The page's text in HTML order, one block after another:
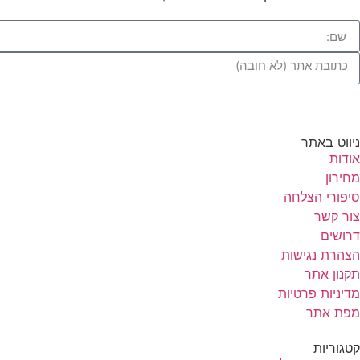
ניווט באתר
אודות
מחירון
סיפורי הצלחה
צור קשר
דרושים
הצהרת נגישות
תקנון אתר
מדיניות פרטיות
מפת אתר
קטגוריות